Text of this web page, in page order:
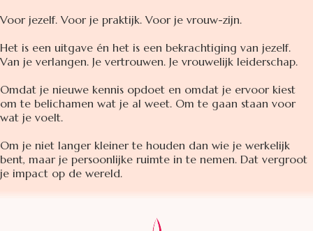
Voor jezelf. Voor je praktijk. Voor je vrouw-zijn.
Het is een uitgave én het is een bekrachtiging van jezelf.
Van je verlangen. Je vertrouwen. Je vrouwelijk leiderschap.
Omdat je nieuwe kennis opdoet en omdat je ervoor kiest
om te belichamen wat je al weet. Om te gaan staan voor
wat je voelt.
Om je niet langer kleiner te houden dan wie je werkelijk
bent, maar je persoonlijke ruimte in te nemen. Dat vergroot
je impact op de wereld.